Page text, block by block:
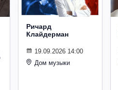
Ричард
Клайдерман
19.09.2026 14:00
Дом музыки